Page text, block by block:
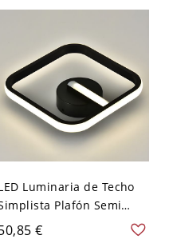
- Cuadro 110 A
Luminaria de Techo
Plafón Semi
Metálico para
Pasillo - Negro 110 A 120
€